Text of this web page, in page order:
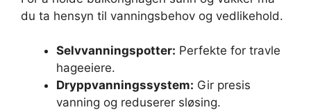
du ta hensyn til vanningsbehov og vedlikehold.
Selvvanningspotter: Perfekte for travle
hageeiere.
Dryppvanningssystem: Gir presis
vanning og reduserer sløsing.